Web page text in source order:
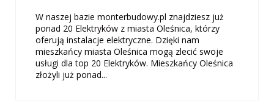
W naszej bazie monterbudowy.pl znajdziesz już
ponad 20 Elektryków z miasta Oleśnica, którzy
oferują instalacje elektryczne. Dzięki nam
mieszkańcy miasta Oleśnica mogą zlecić swoje
usługi dla top 20 Elektryków. Mieszkańcy Oleśnica
złożyli już ponad...